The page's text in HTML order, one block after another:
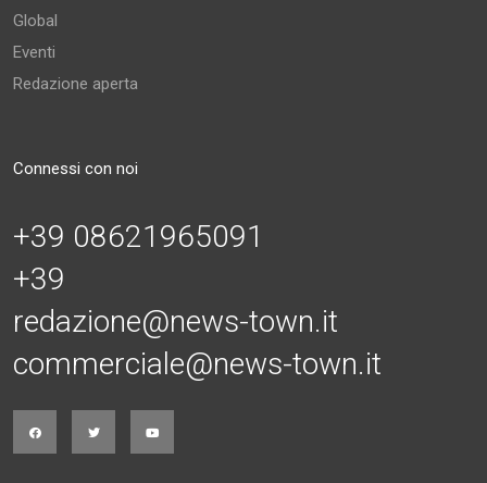
Global
Eventi
Redazione aperta
Connessi con noi
+39 08621965091
+39
redazione@news-town.it
commerciale@news-town.it